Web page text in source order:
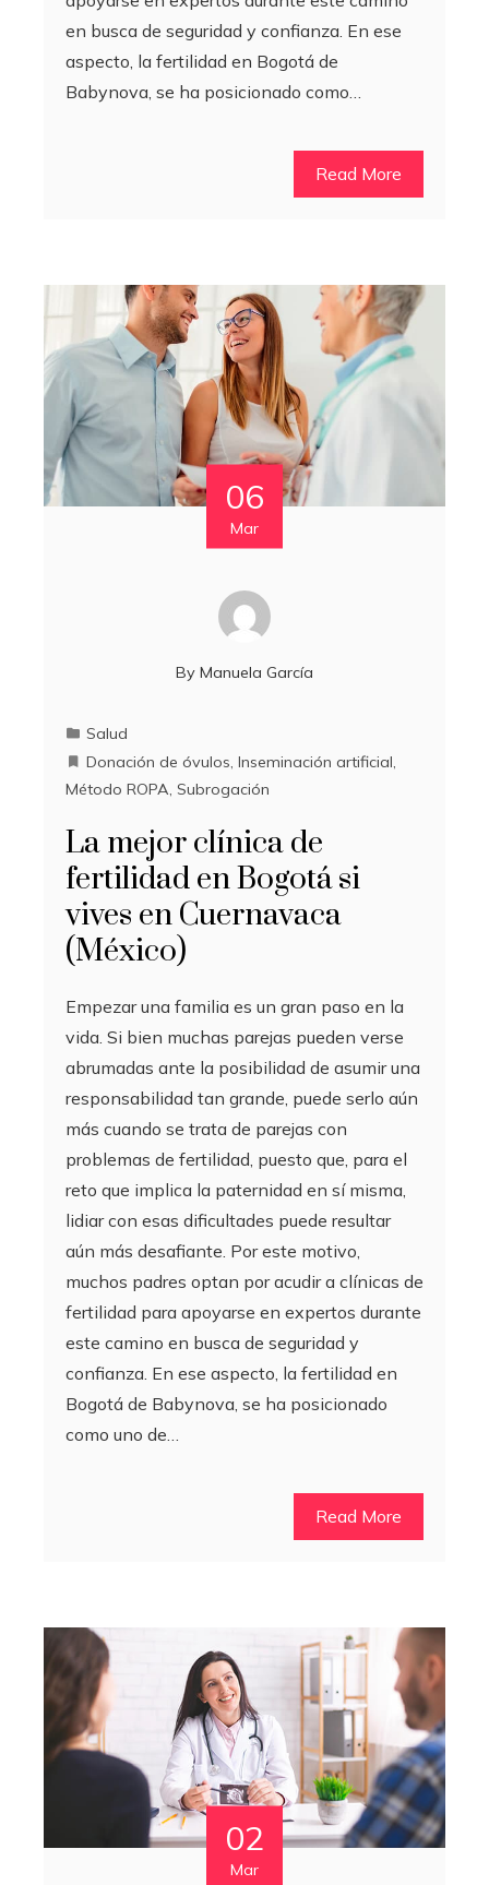
en busca de seguridad y confianza. En ese
aspecto, la fertilidad en Bogotá de
Babynova, se ha posicionado como…
Read More
06
Mar
By Manuela García
Salud
Donación de óvulos Inseminación artificial
Método ROPA Subrogación
La mejor clínica de
fertilidad en Bogotá si
vives en Cuernavaca
(México)
Empezar una familia es un gran paso en la
vida. Si bien muchas parejas pueden verse
abrumadas ante la posibilidad de asumir una
responsabilidad tan grande, puede serlo aún
más cuando se trata de parejas con
problemas de fertilidad, puesto que, para el
reto que implica la paternidad en sí misma,
lidiar con esas dificultades puede resultar
aún más desafiante. Por este motivo,
muchos padres optan por acudir a clínicas de
fertilidad para apoyarse en expertos durante
este camino en busca de seguridad y
confianza. En ese aspecto, la fertilidad en
Bogotá de Babynova, se ha posicionado
como uno de…
Read More
02
Mar